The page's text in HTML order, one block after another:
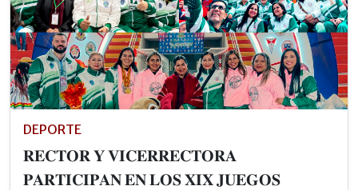
DEPORTE
𝐑𝐄𝐂𝐓𝐎𝐑 𝐘 𝐕𝐈𝐂𝐄𝐑𝐑𝐄𝐂𝐓𝐎𝐑𝐀
𝐏𝐀𝐑𝐓𝐈𝐂𝐈𝐏𝐀𝐍 𝐄𝐍 𝐋𝐎𝐒 𝐗𝐈𝐗 𝐉𝐔𝐄𝐆𝐎𝐒